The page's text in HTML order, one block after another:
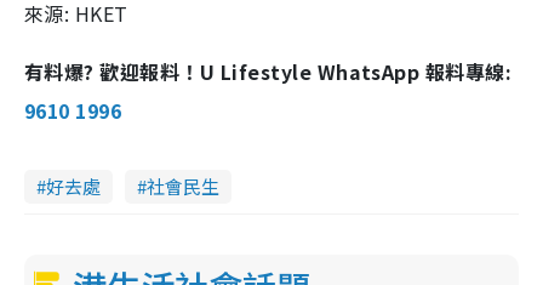
來源: HKET
有料爆? 歡迎報料！U Lifestyle WhatsApp 報料專線:
9610 1996
好去處 社會民生